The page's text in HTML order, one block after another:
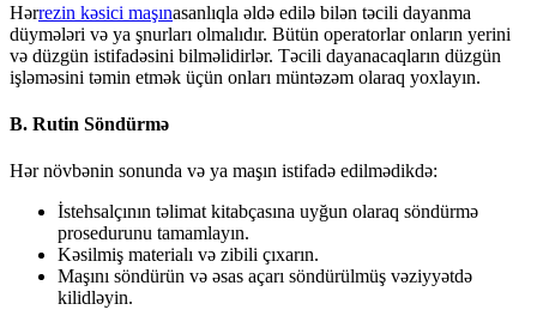
Hərrezin kəsici maşınasanlıqla əldə edilə bilən təcili dayanma
düymələri və ya şnurları olmalıdır. Bütün operatorlar onların yerini
və düzgün istifadəsini bilməlidirlər. Təcili dayanacaqların düzgün
işləməsini təmin etmək üçün onları müntəzəm olaraq yoxlayın.
B. Rutin Söndürmə
Hər növbənin sonunda və ya maşın istifadə edilmədikdə:
İstehsalçının təlimat kitabçasına uyğun olaraq söndürmə
prosedurunu tamamlayın.
Kəsilmiş materialı və zibili çıxarın.
Maşını söndürün və əsas açarı söndürülmüş vəziyyətdə
kilidləyin.